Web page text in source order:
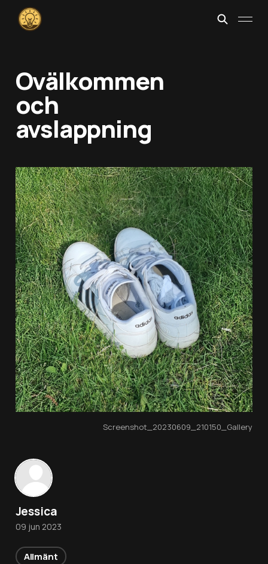
Ovälkommen
och
avslappning
Screenshot_20230609_210150_Gallery
Jessica
09 jun 2023
Allmänt